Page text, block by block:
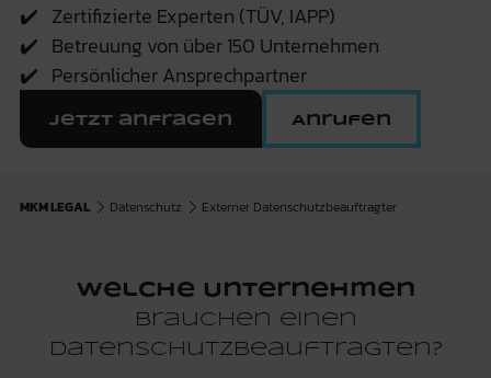
✔️ Zertifizierte Experten (TÜV, IAPP)
✔️ Betreuung von über 150 Unternehmen
✔️ Persönlicher Ansprechpartner
Jetzt anfragen Anrufen
MKM LEGAL Datenschutz Externer Datenschutzbeauftragter
Welche Unternehmen
brauchen einen
Datenschutzbeauftragten?